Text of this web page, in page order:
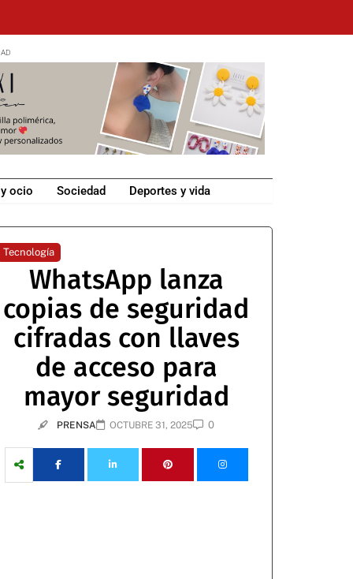
ocio Sociedad Deportes y vida
Tecnología
WhatsApp lanza
copias de seguridad
cifradas con llaves
de acceso para
mayor seguridad
PRENSA OCTUBRE 31, 2025 0